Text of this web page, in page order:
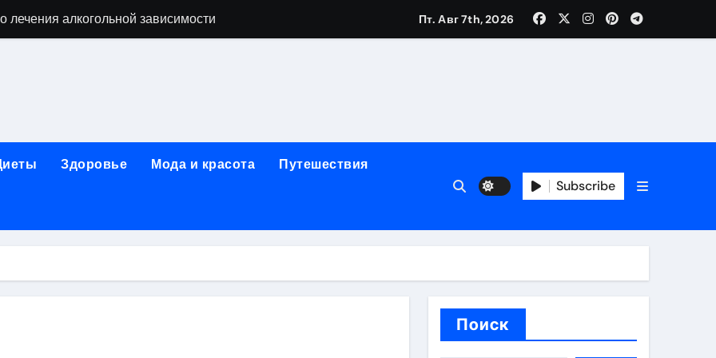
лечения алкогольной зависимости
для маникюра, педикюра, дизайна ногтей, депиляции и наращивания ресниц
огнезащитной изоляции для промышленных объектов
и Таджикистаном: варианты билетов и требования к документам
к консультации, методы обследования и ход приема
Пт. Авг 7th, 2026
Здоровье Мода и красота Путешествия
Subscribe
Поиск